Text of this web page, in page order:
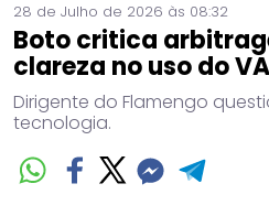
28 de Julho de 2026 às 08:32
Boto critica
clareza no uso do
Dirigente do Flamengo
tecnologia.